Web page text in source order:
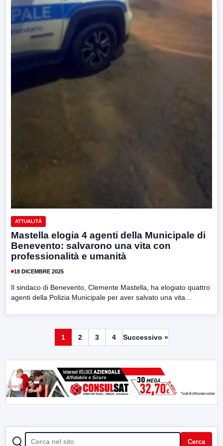
ATTUALITÀ
Mastella elogia 4 agenti della Municipale di
Benevento: salvarono una vita con
professionalità e umanità
18 DICEMBRE 2025
Il sindaco di Benevento, Clemente Mastella, ha elogiato quattro
agenti della Polizia Municipale per aver salvato una vita...
1 2 3 4 Successivo »
CERCA Cerca